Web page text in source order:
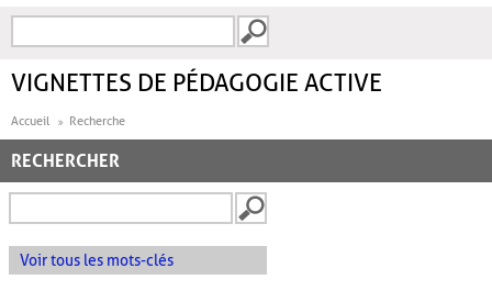
FORMULAIRE DE
VIGNETTES DE PÉDAGOGIE ACTIVE
Accueil Recherche
RECHERCHER
Voir tous les mots-clés